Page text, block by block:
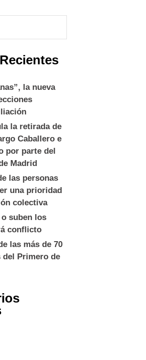
la nueva
la retirada de
Caballero e
por parte del
Madrid
las personas
una prioridad
colectiva
o suben los
conflicto
las más de 70
Primero de